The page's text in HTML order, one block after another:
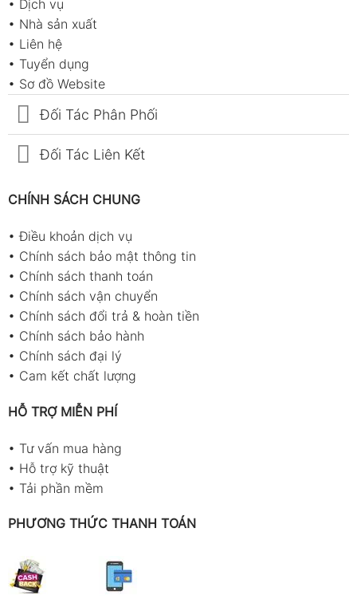
• Dịch vụ
• Nhà sản xuất
• Liên hệ
• Tuyển dụng
• Sơ đồ Website
Đối Tác Phân Phối
Đối Tác Liên Kết
CHÍNH SÁCH CHUNG
•Điều khoản dịch vụ
• Chính sách bảo mật thông tin
• Chính sách thanh toán
• Chính sách vận chuyển
• Chính sách đổi trả & hoàn tiền
• Chính sách bảo hành
• Chính sách đại lý
• Cam kết chất lượng
HỖ TRỢ MIỄN PHÍ
• Tư vấn mua hàng
• Hỗ trợ kỹ thuật
• Tải phần mềm
PHƯƠNG THỨC THANH TOÁN